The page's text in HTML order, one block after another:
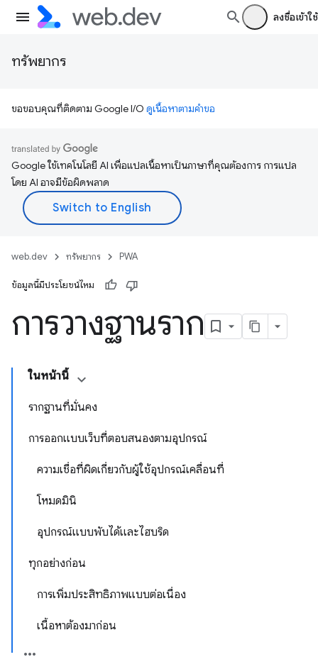
ลงชื่อเข้าใช้
ทรัพยากร
ขอขอบคุณที่ติดตาม Google I/O ดูเนื้อหาตามคำขอ
Google ใช้เทคโนโลยี AI เพื่อแปลเนื้อหาเป็นภาษาที่คุณต้องการ การแปล
โดย AI อาจมีข้อผิดพลาด
web.dev ทรัพยากร PWA
ข้อมูลนี้มีประโยชน์ไหม
การวางฐานราก
ในหน้านี้
รากฐานที่มั่นคง
การออกแบบเว็บที่ตอบสนองตามอุปกรณ์
ความเชื่อที่ผิดเกี่ยวกับผู้ใช้อุปกรณ์เคลื่อนที่
โหมดมินิ
อุปกรณ์แบบพับได้และไฮบริด
ทุกอย่างก่อน
การเพิ่มประสิทธิภาพแบบต่อเนื่อง
เนื้อหาต้องมาก่อน